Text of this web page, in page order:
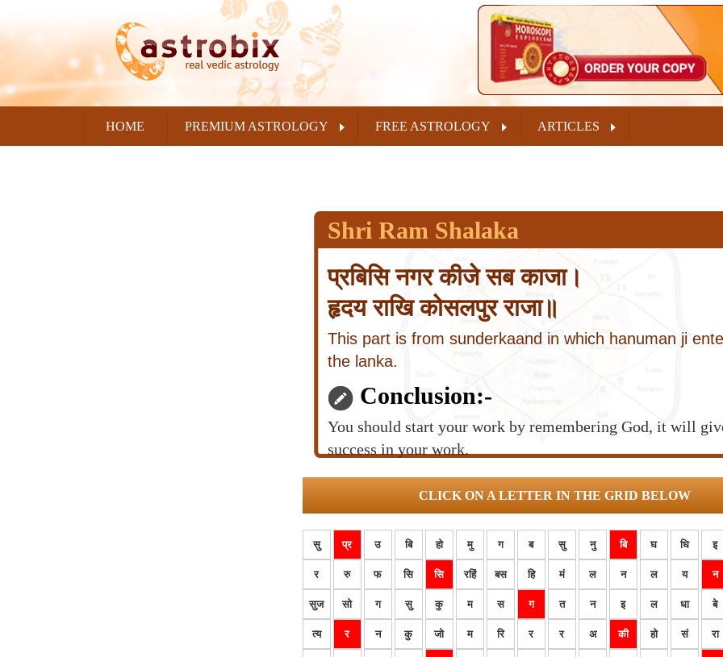
HOME PREMIUM ASTROLOGY FREE ASTROLOGY ARTICLES
Shri Ram Shalaka
प्रबिसि नगर कीजे सब काजा।
हृदय राखि कोसलपुर राजा॥
This part is from sunderkaand in which hanuman ji
the lanka.
Conclusion:-
You should start your work by remembering God, it will
success in your work.
CLICK ON A LETTER IN THE GRID BELOW
सु प्र उ बि हो मु ग ब सु नु बि घ धि इ
र रु फ सि सि रहिं बस हि मं ल न ल य न
सुज सो ग सु कु म स ग त न इ ल धा बे
त्य र न कु जो म रि र र अ की हो सं रा